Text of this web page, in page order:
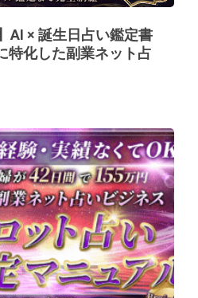
AI × 誕生日占い鑑定書
特化した副業ネット占